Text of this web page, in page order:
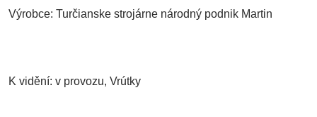
Výrobce: Turčianske strojárne národný podnik Martin
K vidění: v provozu, Vrútky